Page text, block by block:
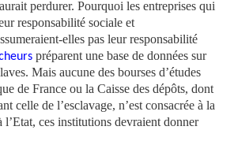
perdurer. Pourquoi les entreprises qui
responsabilité sociale et
elles pas leur responsabilité
préparent une base de données sur
Mais aucune des bourses d’études
de France ou la Caisse des dépôts, dont
celle de l’esclavage, n’est consacrée à la
l’Etat, ces institutions devraient donner